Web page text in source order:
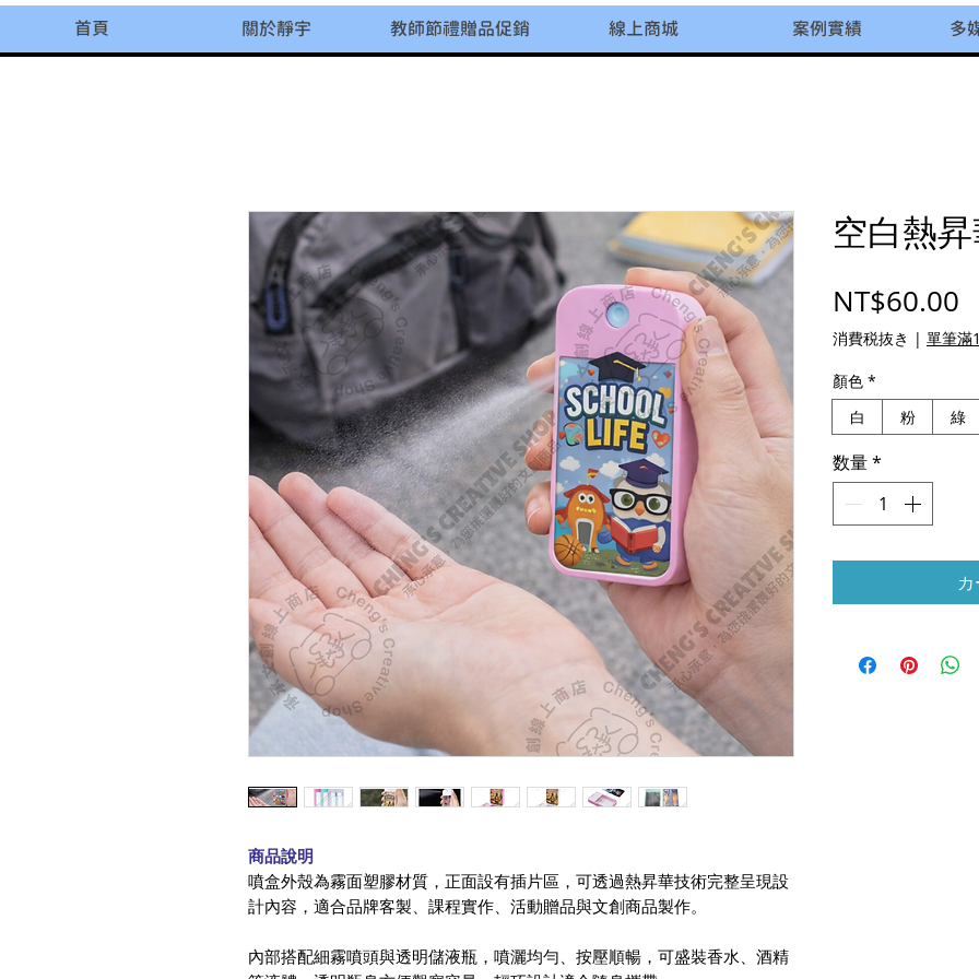
首頁 關於靜宇 教師節禮贈品促銷 線上商城 案例實績 多
商品說明
噴盒外殼為霧面塑膠材質，正面設有插片區，可透過熱昇華技術完整呈現設
計內容，適合品牌客製、課程實作、活動贈品與文創商品製作。
內部搭配細霧噴頭與透明儲液瓶，噴灑均勻、按壓順暢，可盛裝香水、酒精
空白熱
NT$60.00
消費税抜き | 單筆滿
顏色 *
白
粉 綠
数量*